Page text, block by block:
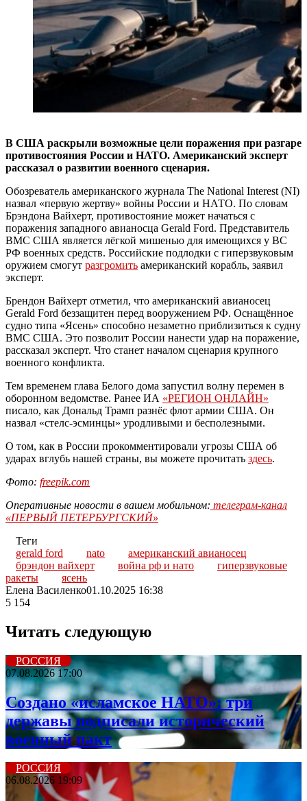
В США раскрыли возможные цели поражения при разгаре
противостояния России и НАТО. Американский эксперт
рассказал о развитии военного сценария.
Обозреватель американского журнала The National Interest (NI)
назвал «первую жертву» войны России и НАТО. По словам
Брэндона Вайхерт, противостояние может начаться с
поражения западного авианосца Gerald Ford. Представитель
ВМС США является лёгкой мишенью для имеющихся у ВС
РФ военных средств. Российские подлодки с гиперзвуковым
оружием смогут разгромить американский корабль, заявил
эксперт.
Брендон Вайхерт отметил, что американский авианосец
Gerald Ford беззащитен перед вооружением РФ. Оснащённое
судно типа «Ясень» способно незаметно приблизиться к судну
ВМС США. Это позволит России нанести удар на поражение,
рассказал эксперт. Что станет началом сценария крупного
военного конфликта.
Тем временем глава Белого дома запустил волну перемен в
оборонном ведомстве. Ранее ИА «РЕГИОН ОНЛАЙН»
писало, как Дональд Трамп разнёс флот армии США. Он
назвал «стелс-эсминцы» уродливыми и бесполезными.
О том, как в России прокомментировали угрозы США об
ударах вглубь нашей страны, вы можете прочитать здесь.
Фото: freepik.com
Оперативные новости в вашем мобильном: телеграм-канал
«ПЕРВЫЙ ПЕТЕРБУРГСКИЙ»
Теги
gerald ford
nato
американский авианосец
брэндон вайхерт
война рф и нато
гиперзвуковые
ракеты
ясень
Елена Василенко01.10.2025 16:38
5 154
Читать следующую
РОССИЯ
07.08.2026 17:00
Создано «исламское НАТО»: три
державы подписали исторический
военный пакт
РОССИЯ
06.08.2026 19:09